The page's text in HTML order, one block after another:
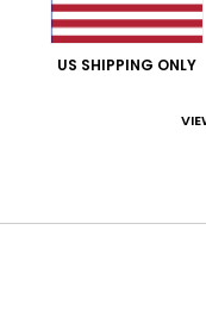
US SHIPPING ONLY